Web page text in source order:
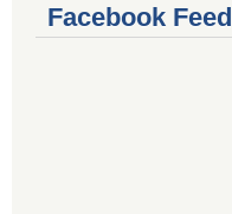
Facebook Feed